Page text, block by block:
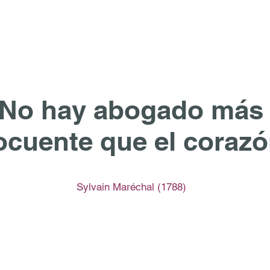
hay abogado más
que el
Sylvain Maréchal (1788)